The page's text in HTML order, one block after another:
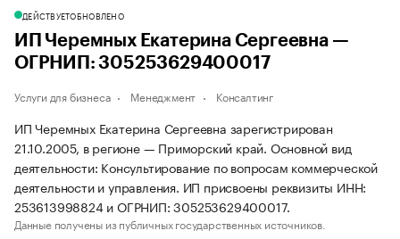
ДЕЙСТВУЕТОБНОВЛЕНО
ИП Черемных Екатерина Сергеевна —
ОГРНИП: 305253629400017
Услуги для бизнеса Менеджмент Консалтинг
ИП Черемных Екатерина Сергеевна зарегистрирован
21.10.2005, в регионе — Приморский край. Основной вид
деятельности: Консультирование по вопросам коммерческой
деятельности и управления. ИП присвоены реквизиты ИНН:
253613998824 и ОГРНИП: 305253629400017.
Данные получены из публичных государственных источников.